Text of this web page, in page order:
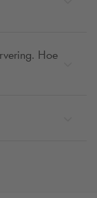
Hoe